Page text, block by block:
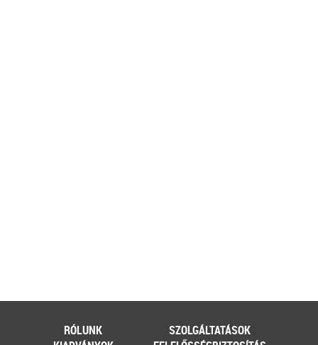
RÓLUNK
SZOLGÁLTATÁSOK